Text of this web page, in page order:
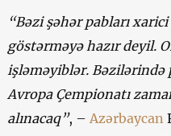
“Bəzi şəhər pabları
göstərməyə hazır deyil.
işləməyiblər.
Avropa Çempionatı
alınacaq”, – Azərbaycan